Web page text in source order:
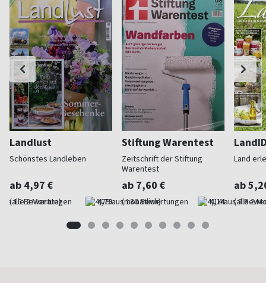
Landlust
Schönstes Landleben
ab 4,97 €
(alle 2 Monate) 4,79
Stiftung Warentest
Zeitschrift der Stiftung
Warentest
ab 7,60 €
(monatlich) 4,14
Land
ab
(alle 2